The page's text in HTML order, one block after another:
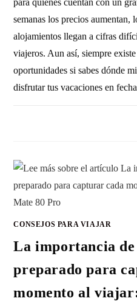
para quienes cuentan con un
semanas los precios aumentan,
alojamientos llegan a cifras
viajeros. Aun así, siempre
oportunidades si sabes dónde
disfrutar tus vacaciones en
CONSEJOS PARA VIAJAR
La importancia
preparado para
momento al